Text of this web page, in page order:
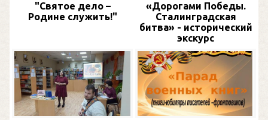
"Святое дело –
Родине служить!"
«Дорогами Победы.
Сталинградская
битва» - исторический
экскурс